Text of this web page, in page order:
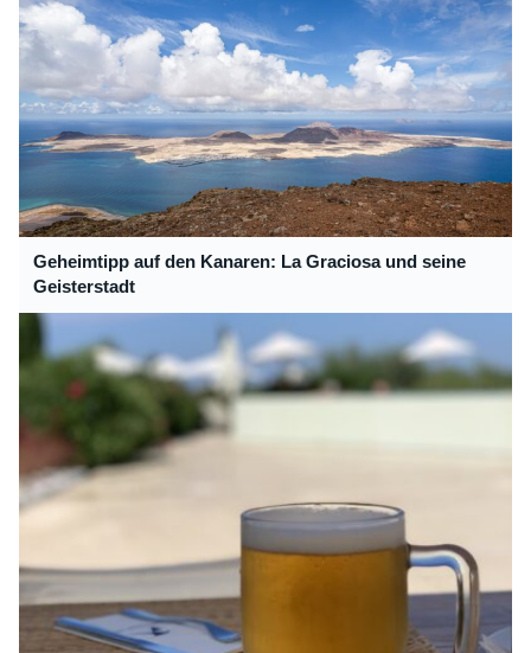
Geheimtipp auf den Kanaren: La Graciosa und seine
Geisterstadt